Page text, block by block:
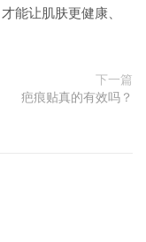
能让肌肤更健康、
下一篇
疤痕贴真的有效吗？